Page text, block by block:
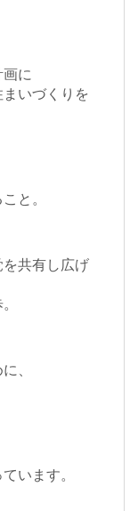
に
いづくりを
と。
共有し広げ
、
います。